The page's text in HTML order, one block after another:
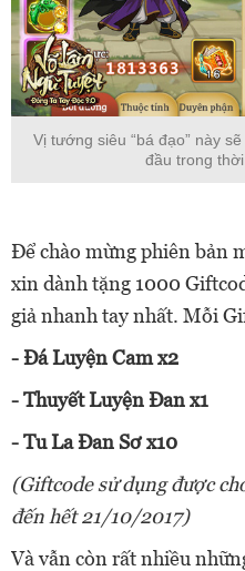
Vị tướng siêu “bá đạo” này
đầu trong
Để chào mừng phiên bản
xin dành tặng 1000
giả nhanh tay nhất. Mỗi
- Đá Luyện Cam x2
- Thuyết Luyện Đan x1
- Tu La Đan Sơ x10
(Giftcode sử dụng được
đến hết 21/10/2017)
Và vẫn còn rất nhiều